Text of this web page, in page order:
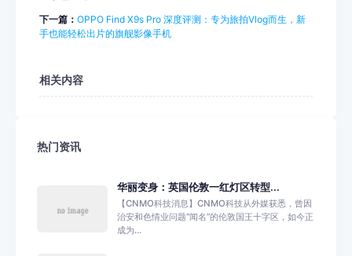
下一篇： OPPO Find X9s Pro 深度评测：专为旅拍Vlog而生，新
手也能轻松出片的旗舰影像手机
相关内容
热门资讯
华丽变身：英国伦敦一红灯区转型...
【CNMO科技消息】CNMO科技从外媒获悉，曾因
治安和色情业问题“闻名”的伦敦国王十字区，如今正
成为...